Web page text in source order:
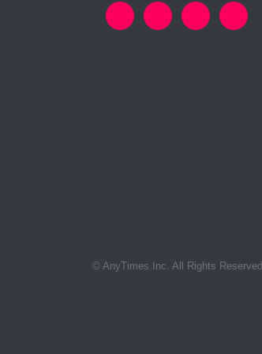
© AnyTimes Inc. All Rights Reserved